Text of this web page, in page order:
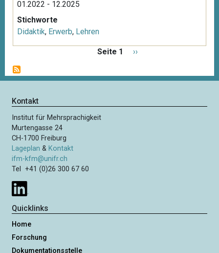
01.2022 - 12.2025
Stichworte
Didaktik, Erwerb, Lehren
i
t
n
n
u
m
m
e
r
i
e
u
n
g
Seite 1
N
c
››
Kontakt
Institut für Mehrsprachigkeit
Murtengasse 24
CH-1700 Freiburg
Lageplan & Kontakt
ifm-kfm@unifr.ch
Tel +41 (0)26 300 67 60
Quicklinks
Home
Forschung
Dokumentationsstelle